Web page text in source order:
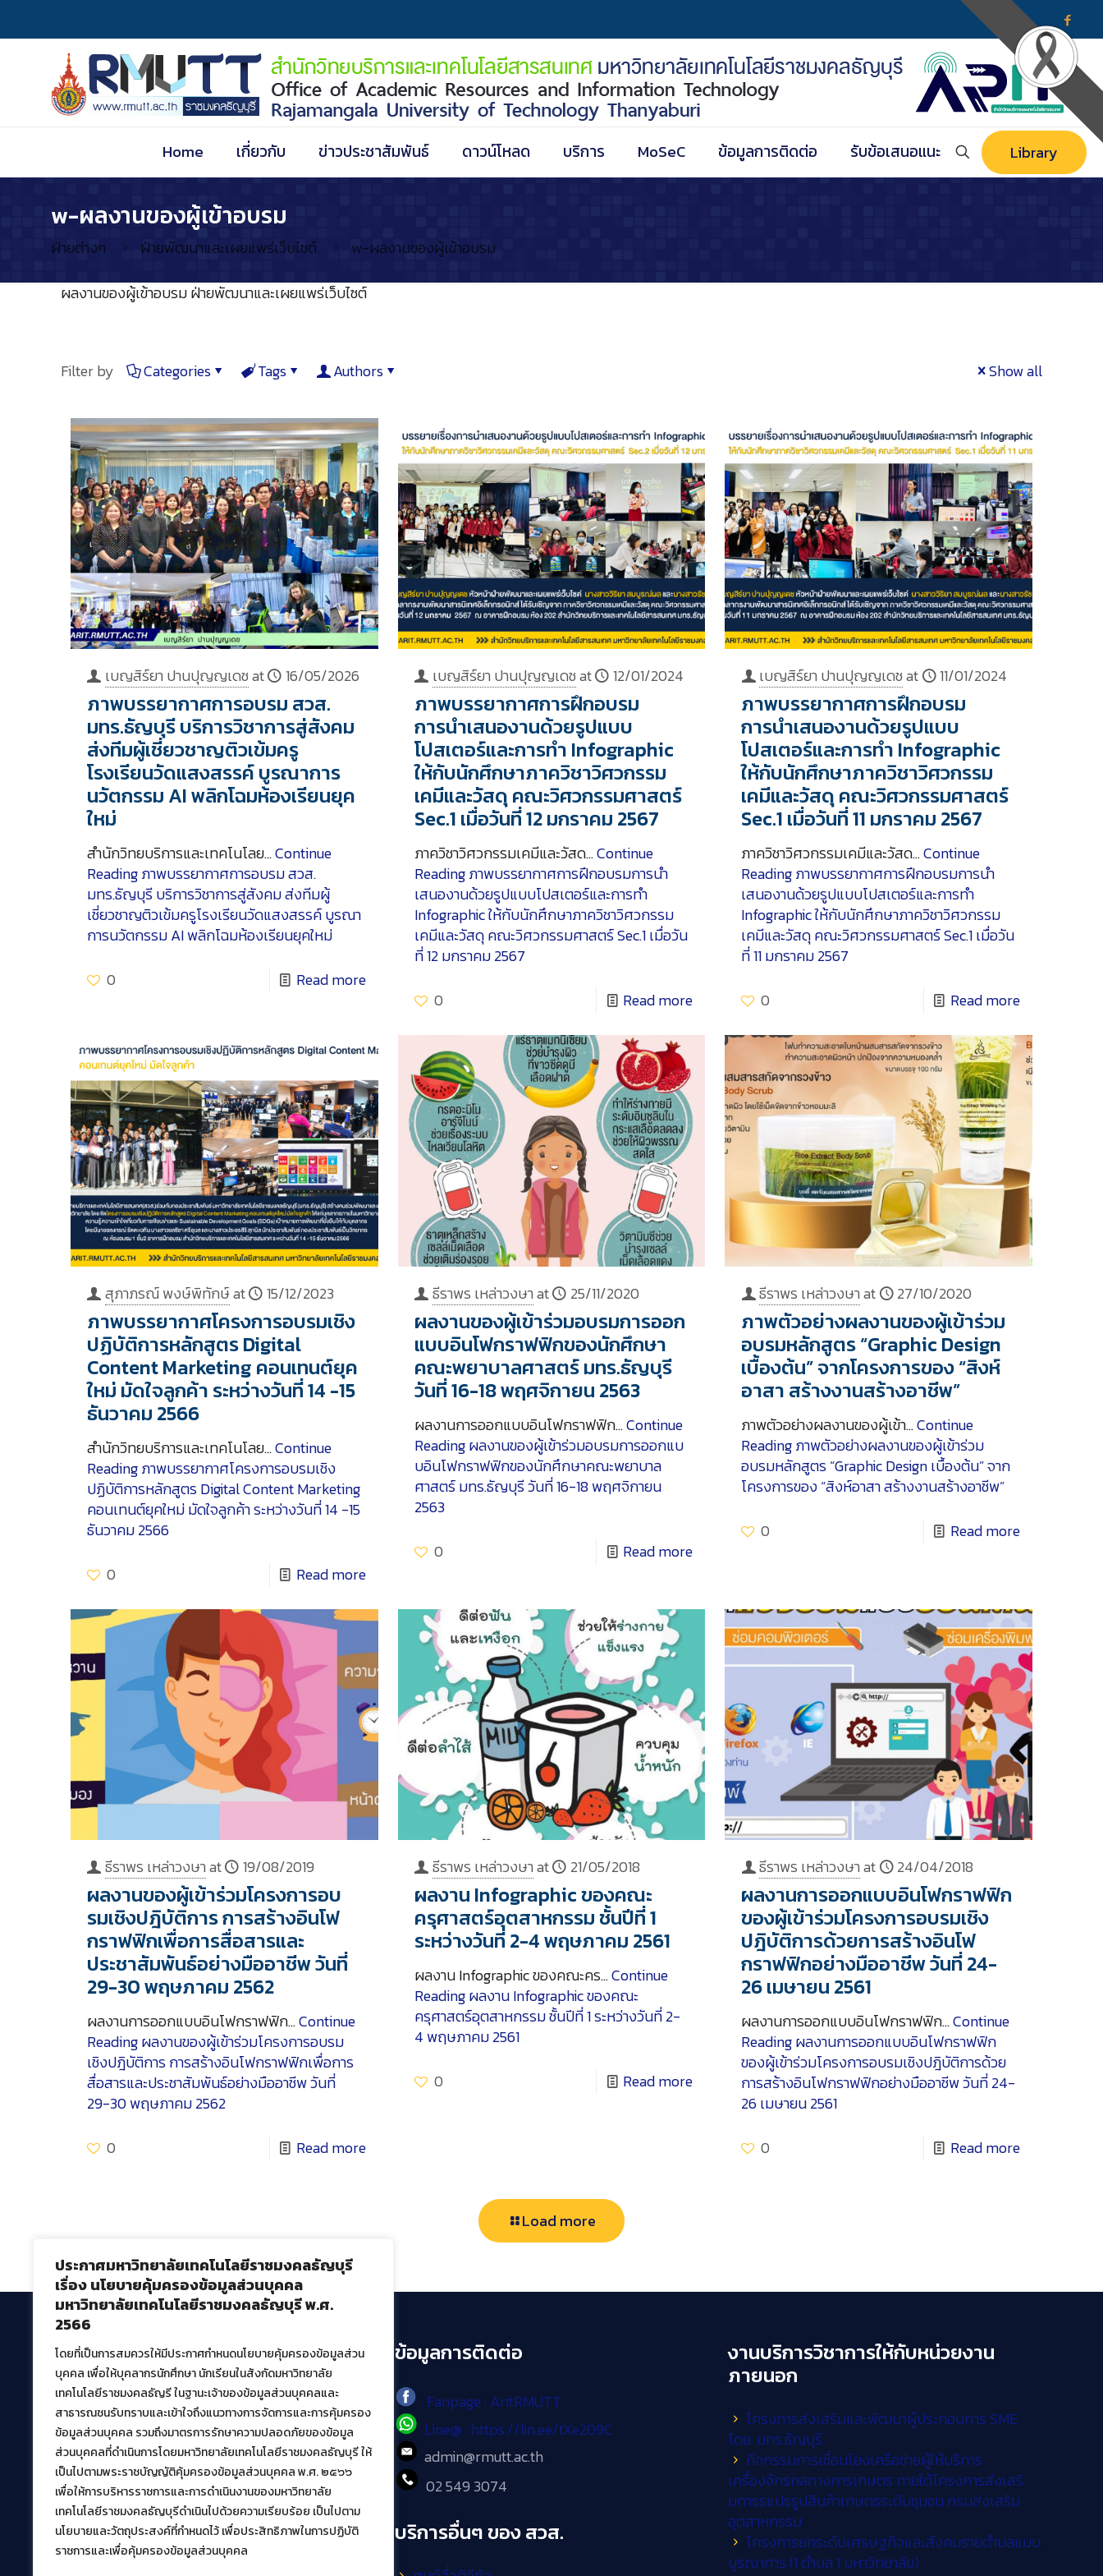
ประกาศมหาวิทยาลัยเทคโนโลยีราชมงคลธัญบุรี
เรื่อง นโยบายคุ้มครองข้อมูลส่วนบุคคล
มหาวิทยาลัยเทคโนโลยีราชมงคลธัญบุรี พ.ศ.
2566
โดยที่เป็นการสมควรให้มีประกาศกำหนดนโยบายคุ้มครองข้อมูลส่วน
บุคคล เพื่อให้บุคลากรนักศึกษา นักเรียนในสังกัดมหาวิทยาลัย
เทคโนโลยีราชมงคลธัญรี ในฐานะเจ้าของข้อมูลส่วนบุคคลและ
สาธารณชนรับทราบและเข้าใจถึงแนวทางการจัดการและการคุ้มครอง
ข้อมูลส่วนบุคคล รวมถึงมาตรการรักษาความปลอดภัยของข้อมูล
ส่วนบุคคลที่ดำเนินการโดยมหาวิทยาลัยเทคโนโลยีราชมงคลธัญบุรี ให้
เป็นไปตามพระราชบัญญัติคุ้มครองข้อมูลส่วนบุคคล พ.ศ. ๒๕๖๖
เพื่อให้การบริหารราชการและการดำเนินงานของมหาวิทยาลัย
เทคโนโลยีราชมงคลธัญบุรีดำเนินไปด้วยความเรียบร้อย เป็นไปตาม
นโยบายและวัตถุประสงค์ที่กำหนดไว้ เพื่อประสิทธิภาพในการปฏิบัติ
ราชการและเพื่อคุ้มครองข้อมูลส่วนบุคคล
Home เกี่ยวกับ ข่าวประชาสัมพันธ์ ดาวน์โหลด บริการ MoSeC ข้อมูลการติดต่อ รับข้อเสนอแนะ Library
w-ผลงานของผู้เข้าอบรม
ฝ่ายต่างๆ ฝ่ายพัฒนาและเผยแพร่เว็บไซต์ w-ผลงานของผู้เข้าอบรม
ผลงานของผู้เข้าอบรม ฝ่ายพัฒนาและเผยแพร่เว็บไซต์
Filter by Categories Tags Authors Show all
เบญสิร์ยา ปานปุญญเดชat 16/05/2026
ภาพบรรยากาศการอบรม สวส.
มทร.ธัญบุรี บริการวิชาการสู่สังคม
ส่งทีมผู้เชี่ยวชาญติวเข้มครู
โรงเรียนวัดแสงสรรค์ บูรณาการ
นวัตกรรม AI พลิกโฉมห้องเรียนยุค
ใหม่
สำนักวิทยบริการและเทคโนโลย…Continue
Readingภาพบรรยากาศการอบรม สวส.
มทร.ธัญบุรี บริการวิชาการสู่สังคม ส่งทีมผู้
เชี่ยวชาญติวเข้มครูโรงเรียนวัดแสงสรรค์ บูรณา
การนวัตกรรม AI พลิกโฉมห้องเรียนยุคใหม่
0
Read more
เบญสิร์ยา ปานปุญญเดชat 12/01/2024
ภาพบรรยากาศการฝึกอบรม
การนำเสนองานด้วยรูปแบบ
โปสเตอร์และการทำ Infographic
ให้กับนักศึกษาภาควิชาวิศวกรรม
เคมีและวัสดุ คณะวิศวกรรมศาสตร์
Sec.1 เมื่อวันที่ 12 มกราคม 2567
ภาควิชาวิศวกรรมเคมีและวัสด…Continue
Readingภาพบรรยากาศการฝึกอบรมการนำ
เสนองานด้วยรูปแบบโปสเตอร์และการทำ
Infographic ให้กับนักศึกษาภาควิชาวิศวกรรม
เคมีและวัสดุ คณะวิศวกรรมศาสตร์ Sec.1 เมื่อวัน
ที่ 12 มกราคม 2567
0
Read more
เบญสิร์ยา ปานปุญญเดชat 11/01/2024
ภาพบรรยากาศการฝึกอบรม
การนำเสนองานด้วยรูปแบบ
โปสเตอร์และการทำ Infographic
ให้กับนักศึกษาภาควิชาวิศวกรรม
เคมีและวัสดุ คณะวิศวกรรมศาสตร์
Sec.1 เมื่อวันที่ 11 มกราคม 2567
ภาควิชาวิศวกรรมเคมีและวัสด…Continue
Readingภาพบรรยากาศการฝึกอบรมการนำ
เสนองานด้วยรูปแบบโปสเตอร์และการทำ
Infographic ให้กับนักศึกษาภาควิชาวิศวกรรม
เคมีและวัสดุ คณะวิศวกรรมศาสตร์ Sec.1 เมื่อวัน
ที่ 11 มกราคม 2567
0
Read more
สุภาภรณ์ พงษ์พิทักษ์at 15/12/2023
ภาพบรรยากาศโครงการอบรมเชิง
ปฏิบัติการหลักสูตร Digital
Content Marketing คอนเทนต์ยุค
ใหม่ มัดใจลูกค้า ระหว่างวันที่ 14 -15
ธันวาคม 2566
สำนักวิทยบริการและเทคโนโลย…Continue
Readingภาพบรรยากาศโครงการอบรมเชิง
ปฏิบัติการหลักสูตร Digital Content Marketing
คอนเทนต์ยุคใหม่ มัดใจลูกค้า ระหว่างวันที่ 14 -15
ธันวาคม 2566
0
Read more
ธีราพร เหล่าวงษาat 25/11/2020
ผลงานของผู้เข้าร่วมอบรมการออก
แบบอินโฟกราฟฟิกของนักศึกษา
คณะพยาบาลศาสตร์ มทร.ธัญบุรี
วันที่ 16-18 พฤศจิกายน 2563
ผลงานการออกแบบอินโฟกราฟฟิก…Continue
Readingผลงานของผู้เข้าร่วมอบรมการออกแบ
บอินโฟกราฟฟิกของนักศึกษาคณะพยาบาล
ศาสตร์ มทร.ธัญบุรี วันที่ 16-18 พฤศจิกายน
2563
0
Read more
ธีราพร เหล่าวงษาat 27/10/2020
ภาพตัวอย่างผลงานของผู้เข้าร่วม
อบรมหลักสูตร “Graphic Design
เบื้องต้น” จากโครงการของ “สิงห์
อาสา สร้างงานสร้างอาชีพ”
ภาพตัวอย่างผลงานของผู้เข้า…Continue
Readingภาพตัวอย่างผลงานของผู้เข้าร่วม
อบรมหลักสูตร “Graphic Design เบื้องต้น” จาก
โครงการของ “สิงห์อาสา สร้างงานสร้างอาชีพ”
0
Read more
ธีราพร เหล่าวงษาat 19/08/2019
ผลงานของผู้เข้าร่วมโครงการอบ
รมเชิงปฎิบัติการ การสร้างอินโฟ
กราฟฟิกเพื่อการสื่อสารและ
ประชาสัมพันธ์อย่างมืออาชีพ วันที่
29-30 พฤษภาคม 2562
ผลงานการออกแบบอินโฟกราฟฟิก…Continue
Readingผลงานของผู้เข้าร่วมโครงการอบรม
เชิงปฎิบัติการ การสร้างอินโฟกราฟฟิกเพื่อการ
สื่อสารและประชาสัมพันธ์อย่างมืออาชีพ วันที่
29-30 พฤษภาคม 2562
0
Read more
ธีราพร เหล่าวงษาat 21/05/2018
ผลงาน Infographic ของคณะ
ครุศาสตร์อุตสาหกรรม ชั้นปีที่ 1
ระหว่างวันที่ 2-4 พฤษภาคม 2561
ผลงาน Infographic ของคณะคร…Continue
Readingผลงาน Infographic ของคณะ
ครุศาสตร์อุตสาหกรรม ชั้นปีที่ 1 ระหว่างวันที่ 2-
4 พฤษภาคม 2561
0
Read more
ธีราพร เหล่าวงษาat 24/04/2018
ผลงานการออกแบบอินโฟกราฟฟิก
ของผู้เข้าร่วมโครงการอบรมเชิง
ปฎิบัติการด้วยการสร้างอินโฟ
กราฟฟิกอย่างมืออาชีพ วันที่ 24-
26 เมษายน 2561
ผลงานการออกแบบอินโฟกราฟฟิก…Continue
Readingผลงานการออกแบบอินโฟกราฟฟิก
ของผู้เข้าร่วมโครงการอบรมเชิงปฎิบัติการด้วย
การสร้างอินโฟกราฟฟิกอย่างมืออาชีพ วันที่ 24-
26 เมษายน 2561
0
Read more
Load more
สำนักวิทยบริการและเทคโนโลยีสารสนเทศ
มหาวิทยาลัยเทคโนโลยีราชมงคลธัญบุรี
39 หมู่ที่ 1 ตำบลคลองหก อำเภอคลองหลวง จังหวัด
ปทุมธานี 12120
เผยแพร่ข้อมูลโดย.บุคลากร สวส.
สร้างและพัฒนาโดย.
ฝ่ายพัฒนาและเผยแพร่ข้อมูลเว็บไซต์
ข้อมูลการติดต่อ
Fanpage : AritRMUTT
Line@ : https://lin.ee/tXe209C
admin@rmutt.ac.th
02 549 3074
บริการอื่นๆ ของ สวส.
งานบริการวิชาการให้กับหน่วยงาน
ภายนอก
โครงการส่งเสริมและพัฒนาผู้ประกอบการ SME
โดย. มทร.ธัญบุรี
กิจกรรมการเชื่อมโยงเครือข่ายผู้ให้บริการ
เครื่องจักรกลทางการเกษตร ภายใต้โครงการส่งเสริ
มการรแปรรูปสินค้าเกษตรระดับชุมชน กรมส่งเสริม
อุตสาหกรรม
โครงการยกระดับเศรษฐกิจและสังคมรายตำบลแบบ
บูรณาการ (1 ตำบล 1 มหาวิทยาลัย)